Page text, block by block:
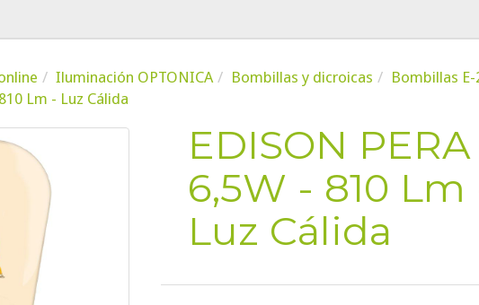
Iluminación OPTONICA Bombillas y dicroicas
Bombillas
Lm - Luz Cálida
EDISON PERA
6,5W - 810 Lm
Luz Cálida